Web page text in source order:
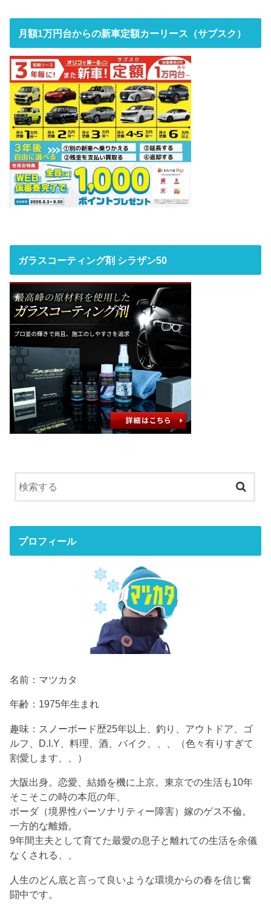
月額1万円台からの新車定額カーリース（サブスク）
ガラスコーティング剤 シラザン50
プロフィール
名前：マツカタ
年齢：1975年生まれ
趣味：スノーボード歴25年以上、釣り、アウトドア、ゴ
ルフ、D.I.Y、料理、酒、バイク、、、（色々有りすぎて
割愛します、、）
大阪出身。恋愛、結婚を機に上京。東京での生活も10年
そこそこの時の本厄の年、
ボーダ（境界性パーソナリティー障害）嫁のゲス不倫。
一方的な離婚。
9年間主夫として育てた最愛の息子と離れての生活を余儀
なくされる、、
人生のどん底と言って良いような環境からの春を信じ奮
闘中です。